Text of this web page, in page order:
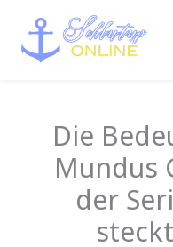
Inhalt
springen
Die
Mundus
der